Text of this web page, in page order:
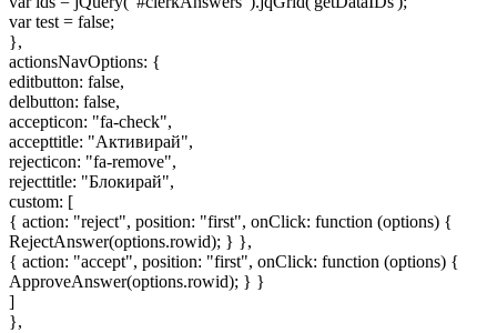
var test = false;
},
actionsNavOptions: {
editbutton: false,
delbutton: false,
accepticon: "fa-check",
accepttitle: "Активирай",
rejecticon: "fa-remove",
rejecttitle: "Блокирай",
custom: [
{ action: "reject", position: "first", onClick: function (options) {
RejectAnswer(options.rowid); } },
{ action: "accept", position: "first", onClick: function (options) {
ApproveAnswer(options.rowid); } }
]
},